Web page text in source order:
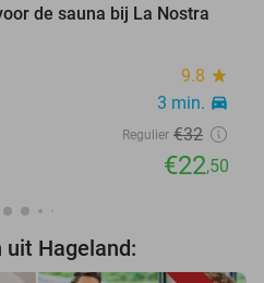
de sauna bij La Nostra
9.8 star
3 min. directions_car
Regulier €32
€22,50
uit Hageland: